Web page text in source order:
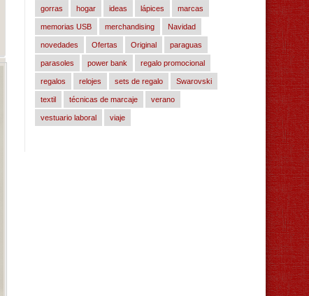
gorras hogar ideas lápices marcas
memorias USB merchandising Navidad
novedades Ofertas Original paraguas
parasoles power bank regalo promocional
regalos relojes sets de regalo Swarovski
textil técnicas de marcaje verano
vestuario laboral viaje